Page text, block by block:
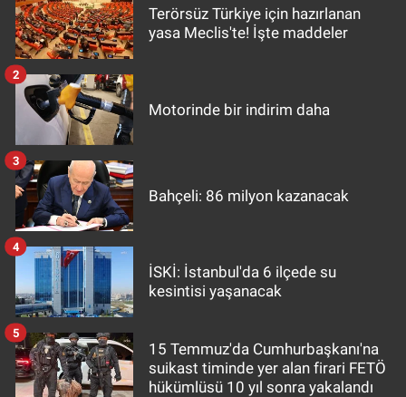
Terörsüz Türkiye için hazırlanan
yasa Meclis'te! İşte maddeler
Motorinde bir indirim daha
2
Bahçeli: 86 milyon kazanacak
3
İSKİ: İstanbul'da 6 ilçede su
kesintisi yaşanacak
4
15 Temmuz'da Cumhurbaşkanı'na
suikast timinde yer alan firari FETÖ
hükümlüsü 10 yıl sonra yakalandı
5